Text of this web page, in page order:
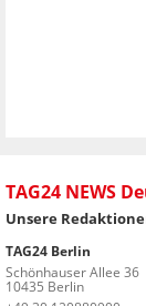
TAG24 NEWS
Unsere
TAG24 Berlin
Schönhauser Allee 36
10435 Berlin